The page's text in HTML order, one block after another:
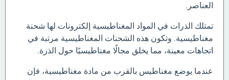
العناصر.
تمتلك الذرات في المواد المغناطيسية إلكترونات لها شحنة
مغناطيسية. وتكون هذه الشحنات المغناطيسية مرتبة في
اتجاهات معينة، مما يخلق مجالًا مغناطيسيًا حول الذرة.
عندما يوضع مغناطيس بالقرب من مادة مغناطيسية، فإن